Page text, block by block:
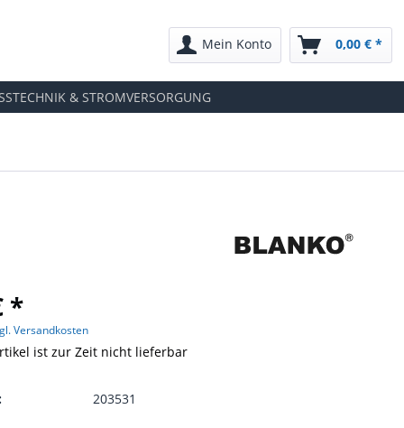
Mein Konto 0,00 € *
& STROMVERSORGUNG
*
Versandkosten
ist zur Zeit nicht lieferbar
203531